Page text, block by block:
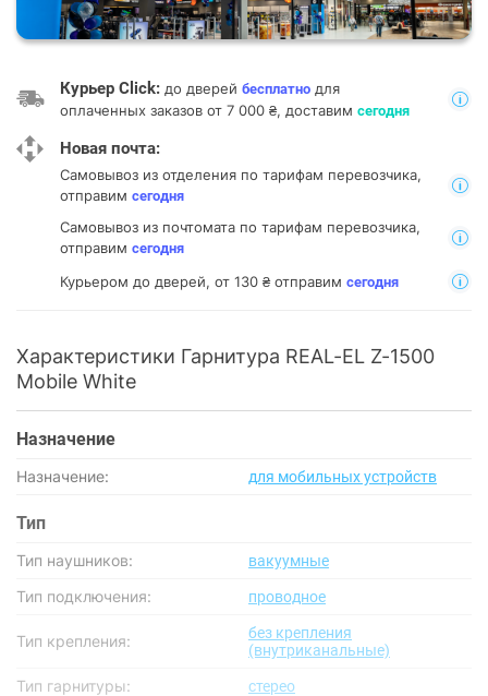
Курьер Click: до дверей бесплатно для
оплаченных заказов от 7 000 ₴, доставим сегодня
Новая почта:
Самовывоз из отделения по тарифам перевозчика,
отправим сегодня
Самовывоз из почтомата по тарифам перевозчика,
отправим сегодня
Курьером до дверей, от 130 ₴ отправим сегодня
Характеристики Гарнитура REAL-EL Z-1500
Mobile White
Назначение
Назначение: для мобильных устройств
Тип
Тип наушников: вакуумные
Тип подключения: проводное
Тип крепления:
без крепления
(внутриканальные)
Тип гарнитуры: стерео